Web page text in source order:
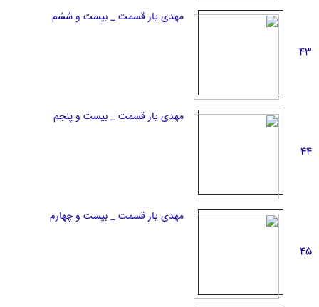
43
مهدی یار قسمت _ بیست و ششم
44
مهدی یار قسمت _ بیست و پنجم
45
مهدی یار قسمت _ بیست و چهارم